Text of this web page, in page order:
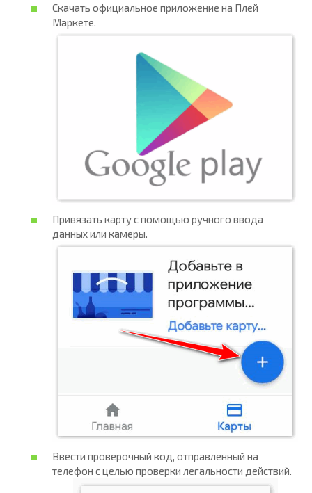
Скачать официальное приложение на Плей
Маркете.
Привязать карту с помощью ручного ввода
данных или камеры.
Ввести проверочный код, отправленный на
телефон с целью проверки легальности действий.